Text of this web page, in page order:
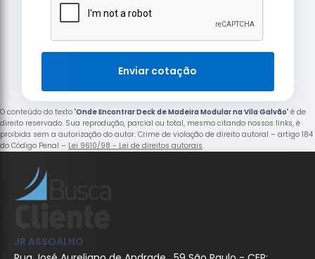
Enviar cotação
O conteúdo do texto "Onde Encontrar Deck de Madeira Modular na Vila Galvão" é de
direito reservado. Sua reprodução, parcial ou total, mesmo citando nossos links, é
proibida sem a autorização do autor. Crime de violação de direito autoral – artigo 184
do Código Penal – Lei 9610/98 - Lei de direitos autorais.
JR ASSOALHO